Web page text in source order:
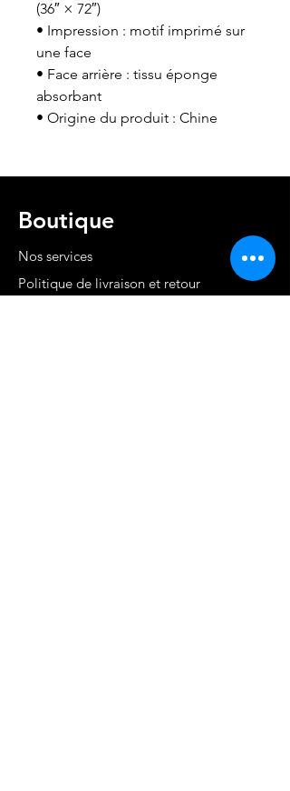
(36″ × 72″)
• Impression : motif imprimé sur
une face
• Face arrière : tissu éponge
absorbant
• Origine du produit : Chine
Boutique
Nos services
Politique de livraison et retour